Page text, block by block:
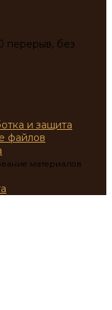
перерыв, без
и защита
файлов
материалов